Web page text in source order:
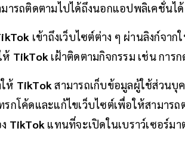
มารถติดตามไปได้ถึงนอกแอปพลิเคชั่นไ
เข้าถึงเว็บไซต์ต่าง ๆ ผ่านลิงก์จา
ห้ TikTok เฝ้าติดตามกิจกรรม เช่น กา
ห้ TikTok สามารถเก็บข้อมูลผู้ใช้ส่วนบุ
รกโค้ดและแก้ไขเว็บไซต์เพื่อให้สามาร
TikTok แทนที่จะเปิดในเบราว์เซอร์ม